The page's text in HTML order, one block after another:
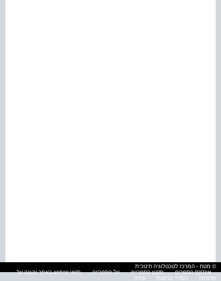
© מטח - המרכז לטכנולוגיה חינוכית
אינדקס הספרים
תקנון הספרייה על הספרייה
תנאי שימוש באתר והגנה על
פרטיות
הסדרי נגישות עזרה